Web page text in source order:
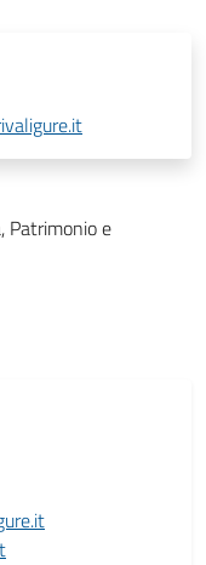
Patrimonio e